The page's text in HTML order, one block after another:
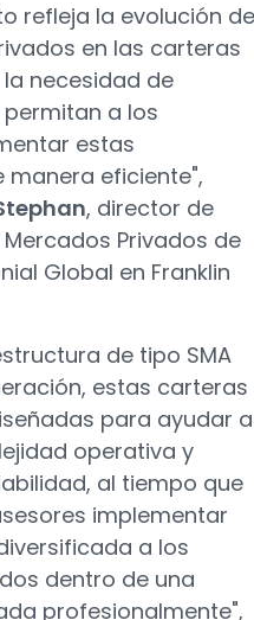
refleja la evolución de
en las carteras
necesidad de
a los
estas
manera eficiente",
, director de
Privados de
Global en Franklin
de tipo SMA
estas carteras
para ayudar a
operativa y
al tiempo que
implementar
a los
dentro de una
profesionalmente",